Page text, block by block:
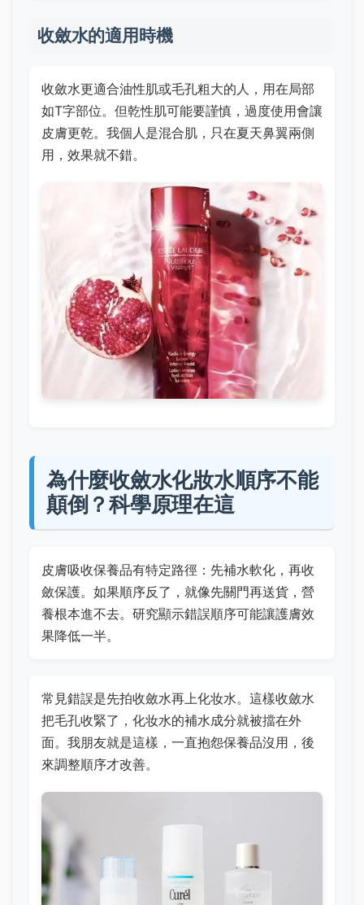
收斂水的適用時機
收斂水更適合油性肌或毛孔粗大的人，用在局部
如T字部位。但乾性肌可能要謹慎，過度使用會讓
皮膚更乾。我個人是混合肌，只在夏天鼻翼兩側
用，效果就不錯。
為什麼收斂水化妝水順序不能
顛倒？科學原理在這
皮膚吸收保養品有特定路徑：先補水軟化，再收
斂保護。如果順序反了，就像先關門再送貨，營
養根本進不去。研究顯示錯誤順序可能讓護膚效
果降低一半。
常見錯誤是先拍收斂水再上化妆水。這樣收斂水
把毛孔收緊了，化妆水的補水成分就被擋在外
面。我朋友就是這樣，一直抱怨保養品沒用，後
來調整順序才改善。